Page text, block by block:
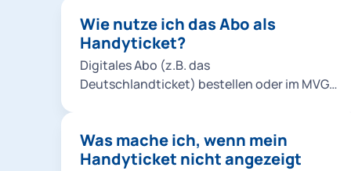
Wie nutze ich das Abo als
Handyticket?
Digitales Abo (z.B. das
Deutschlandticket) bestellen oder im MVG-
herunterladen. In der App mit Ihrem M-Login
einloggen. Das Abo wird in Form von
Was mache ich, wenn mein
Handyticket nicht angezeigt